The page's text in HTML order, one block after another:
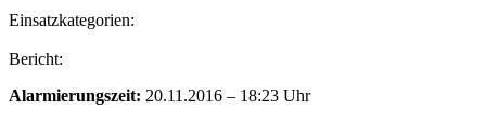
Einsatzkategorien:
Bericht:
Alarmierungszeit: 20.11.2016 – 18:23 Uhr